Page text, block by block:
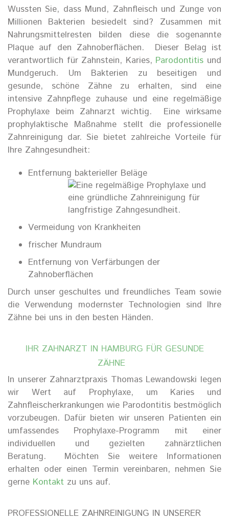
Wussten Sie, dass Mund, Zahnfleisch und Zunge von
Millionen Bakterien besiedelt sind? Zusammen mit
Nahrungsmittelresten bilden diese die sogenannte
Plaque auf den Zahnoberflächen.
Dieser Belag ist
verantwortlich für Zahnstein, Karies, Parodontitis und
Mundgeruch. Um Bakterien zu beseitigen und
gesunde, schöne Zähne zu erhalten, sind eine
intensive Zahnpflege zuhause und eine regelmäßige
Prophylaxe beim Zahnarzt wichtig.
Eine wirksame
prophylaktische Maßnahme stellt die professionelle
Zahnreinigung dar. Sie bietet zahlreiche Vorteile für
Ihre Zahngesundheit:
Entfernung bakterieller Beläge
Vermeidung von Krankheiten
frischer Mundraum
Entfernung von Verfärbungen der
Zahnoberflächen
Durch unser geschultes und freundliches Team sowie
die Verwendung modernster Technologien sind Ihre
Zähne bei uns in den besten Händen.
IHR ZAHNARZT IN HAMBURG FÜR GESUNDE
ZÄHNE
In unserer Zahnarztpraxis Thomas Lewandowski legen
wir Wert auf Prophylaxe, um Karies und
Zahnfleischerkrankungen wie Parodontitis bestmöglich
vorzubeugen. Dafür bieten wir unseren Patienten ein
umfassendes Prophylaxe-Programm mit einer
individuellen und gezielten zahnärztlichen
Beratung.
Möchten Sie weitere Informationen
erhalten oder einen Termin vereinbaren, nehmen Sie
gerne Kontakt zu uns auf.
PROFESSIONELLE ZAHNREINIGUNG IN UNSERER